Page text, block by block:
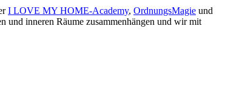
I LOVE MY HOME-Academy, OrdnungsMagie und
und inneren Räume zusammenhängen und wir mit